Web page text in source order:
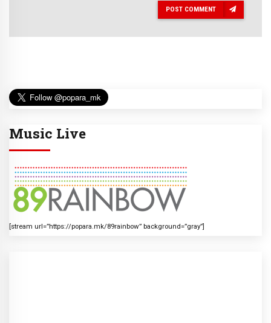
POST COMMENT
Music Live
[stream url=”https://popara.mk/89rainbow” background=”gray”]